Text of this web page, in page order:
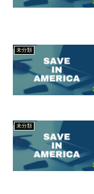
未分類
未分類